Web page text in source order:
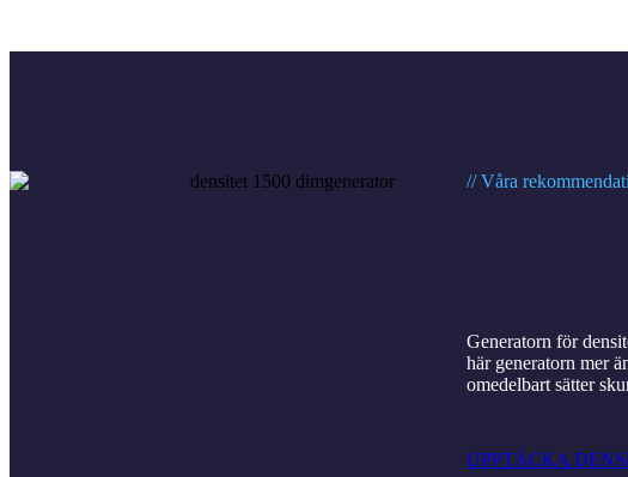
// Våra
Generatorn för
här generatorn mer
omedelbart sätter
UPPTÄCKA